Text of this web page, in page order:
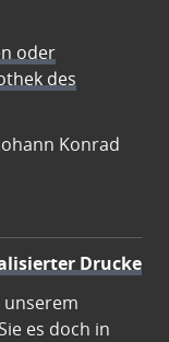
oder
des
Konrad
Drucke
unserem
es doch in